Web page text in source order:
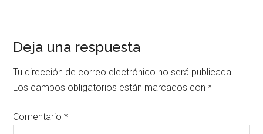
Deja una respuesta
Tu dirección de correo electrónico no será publicada.
Los campos obligatorios están marcados con*
Comentario*